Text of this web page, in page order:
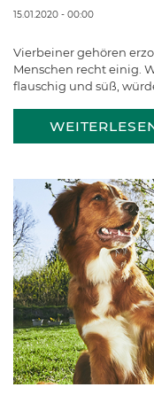
15.01.2020 - 00:00
Vierbeiner gehören
Menschen recht einig.
flauschig und süß,